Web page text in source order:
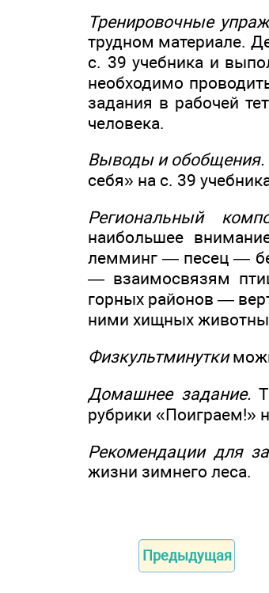
Тренировочные
трудном материале.
с. 39 учебника и
необходимо
задания в рабочей
человека.
Выводы и обобщения.
себя» на с. 39
Региональный
наибольшее
лемминг — песец —
— взаимосвязям
горных районов —
ними хищных
Физкультминутки
Домашнее задание.
рубрики «Поиграем!»
Рекомендации для
жизни зимнего леса.
Предыдущая